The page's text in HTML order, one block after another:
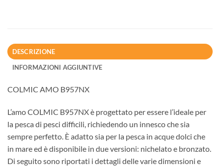
DESCRIZIONE
INFORMAZIONI AGGIUNTIVE
COLMIC AMO B957NX
L’amo COLMIC B957NX è progettato per essere l’ideale per
la pesca di pesci difficili, richiedendo un innesco che sia
sempre perfetto. È adatto sia per la pesca in acque dolci che
in mare ed è disponibile in due versioni: nichelato e bronzato.
Di seguito sono riportati i dettagli delle varie dimensioni e